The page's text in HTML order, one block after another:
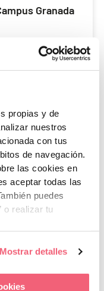
propias y de
nuestros
con tus
de navegación.
las cookies en
aceptar todas las
puedes
o realizar tu
Mostrar detalles
Granada
Málaga y